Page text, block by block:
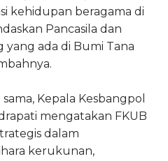
kehidupan beragama di
Pancasila dan
yang ada di Bumi Tana
Kepala Kesbangpol
mengatakan FKUB
dalam
kerukunan,